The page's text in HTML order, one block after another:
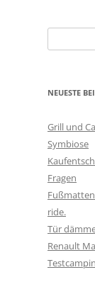
u
NEUESTE
Grill und
Symbiose
Fragen
ride.
Tür
Renault